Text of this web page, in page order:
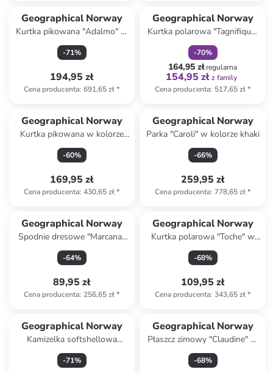
Geographical Norway
Kurtka pikowana "Adalmo" w
kolorze czarnym
-71%
194,95 zł
Cena producenta: 691,65 zł*
Geographical Norway
Kurtka polarowa "Tagnifique"
w kolorze granatowym
-70%
164,95 złregularna
154,95 zł z family
Cena producenta: 517,65 zł*
Geographical Norway
Kurtka pikowana w kolorze
khaki
-60%
169,95 zł
Cena producenta: 430,65 zł*
Geographical Norway
Parka "Caroli" w kolorze khaki
-66%
259,95 zł
Cena producenta: 778,65 zł*
Geographical Norway
Spodnie dresowe "Marcana"
w kolorze czerwonym
-64%
89,95 zł
Cena producenta: 256,65 zł*
Geographical Norway
Kurtka polarowa "Toche" w
kolorze beżowym
-68%
109,95 zł
Cena producenta: 343,65 zł*
Geographical Norway
Kamizelka softshellowa
"Vacer" w kolorze
granatowym
-71%
Geographical Norway
Płaszcz zimowy "Claudine" w
kolorze khaki
-68%